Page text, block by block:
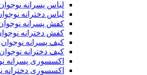
لباس پسرانه
لباس دخترانه
کفش پسرانه
کفش دخترانه
کیف پسرانه نوجوان
کیف دخترانه نوجوان
اکسسوری پسرانه
اکسسوری دخترانه